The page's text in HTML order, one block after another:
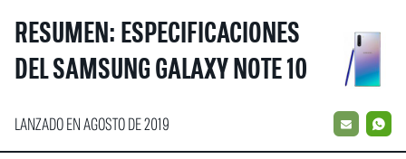
RESUMEN: ESPECIFICACIONES
DEL SAMSUNG GALAXY NOTE 10
LANZADO EN AGOSTO DE 2019 EMAIL